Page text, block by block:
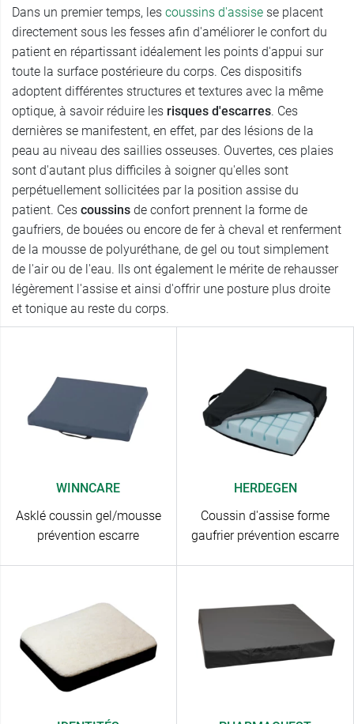
Dans un premier temps, les coussins d'assise se placent
directement sous les fesses afin d'améliorer le confort du
patient en répartissant idéalement les points d'appui sur
toute la surface postérieure du corps. Ces dispositifs
adoptent différentes structures et textures avec la même
optique, à savoir réduire les risques d'escarres. Ces
dernières se manifestent, en effet, par des lésions de la
peau au niveau des saillies osseuses. Ouvertes, ces plaies
sont d'autant plus difficiles à soigner qu'elles sont
perpétuellement sollicitées par la position assise du
patient. Ces coussins de confort prennent la forme de
gaufriers, de bouées ou encore de fer à cheval et renferment
de la mousse de polyuréthane, de gel ou tout simplement
de l'air ou de l'eau. Ils ont également le mérite de rehausser
légèrement l'assise et ainsi d'offrir une posture plus droite
et tonique au reste du corps.
WINNCARE
Asklé coussin gel/mousse
prévention escarre
HERDEGEN
Coussin d'assise forme
gaufrier prévention escarre